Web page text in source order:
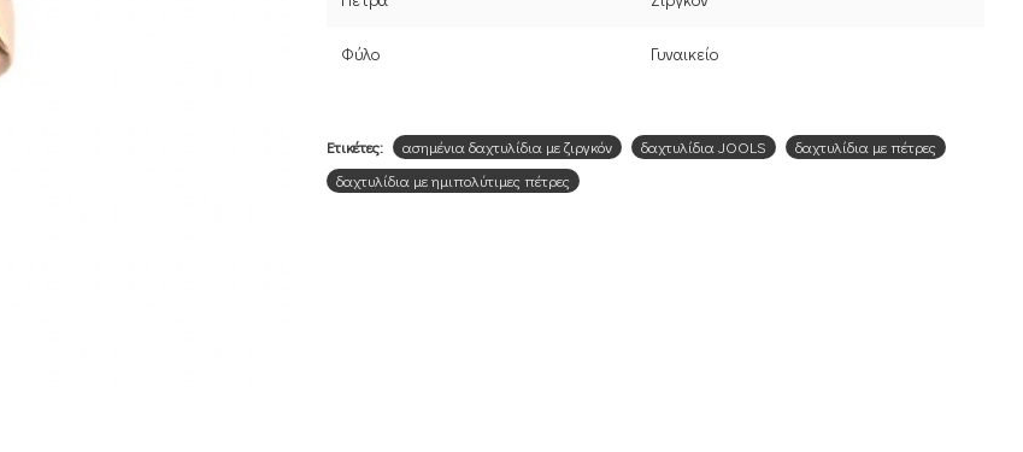
Φύλο Γυναικείο
Ετικέτες: ασημένια δαχτυλίδια με ζιργκόν δαχτυλίδια JOOLS
δαχτυλίδια με πέτρες
δαχτυλίδια με ημιπολύτιμες πέτρες